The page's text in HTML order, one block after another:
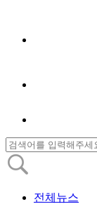
전체뉴스